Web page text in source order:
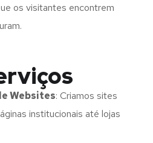
os visitantes encontrem
Websites: Criamos sites
institucionais até lojas